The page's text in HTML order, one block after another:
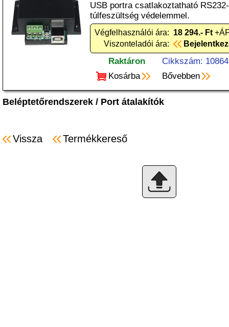
USB portra csatlakoztatható
túlfeszültség védelemmel.
Végfelhasználói ára: 18 294.- Ft
Viszonteladói ára:
Raktáron
Cikkszám:
Kosárba
Bővebben
Beléptetőrendszerek / Port átalakítók
Vissza Termékkereső